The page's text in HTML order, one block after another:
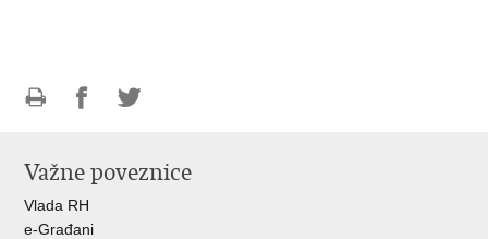
Facebooku
Twitteru
Važne poveznice
Vlada RH
e-Građani